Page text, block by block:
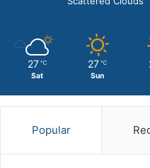
27 ℃
Sat
27 ℃
Sun
Popular